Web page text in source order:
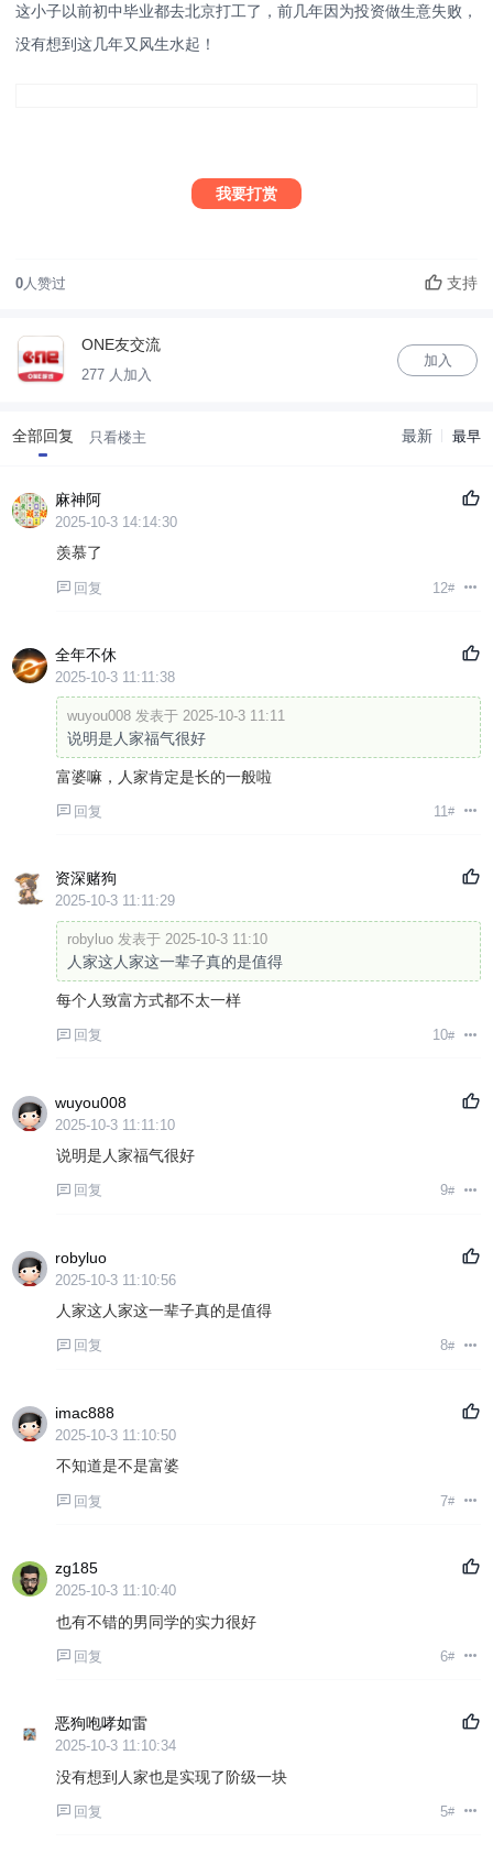
这小子以前初中毕业都去北京打工了，前几年因为投资做生意失败，
没有想到这几年又风生水起！
我要打赏
0 人赞过 支持
ONE友交流
277 人加入
加入
全部回复 只看楼主 最新 最早
麻神阿
2025-10-3 14:14:30
羡慕了
回复 12#
全年不休
2025-10-3 11:11:38
wuyou008 发表于 2025-10-3 11:11
说明是人家福气很好
富婆嘛，人家肯定是长的一般啦
回复 11#
资深赌狗
2025-10-3 11:11:29
robyluo 发表于 2025-10-3 11:10
人家这人家这一辈子真的是值得
每个人致富方式都不太一样
回复 10#
wuyou008
2025-10-3 11:11:10
说明是人家福气很好
回复 9#
robyluo
2025-10-3 11:10:56
人家这人家这一辈子真的是值得
回复 8#
imac888
2025-10-3 11:10:50
不知道是不是富婆
回复 7#
zg185
2025-10-3 11:10:40
也有不错的男同学的实力很好
回复 6#
恶狗咆哮如雷
2025-10-3 11:10:34
没有想到人家也是实现了阶级一块
回复 5#